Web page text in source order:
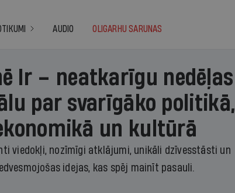
AUDIO OLIGARHU SARUNAS
Ir – neatkarīgu nedēļas
par svarīgāko politikā,
un kultūrā
viedokļi, nozīmīgi atklājumi, unikāli dzīvesstāsti un
idejas, kas spēj mainīt pasauli.